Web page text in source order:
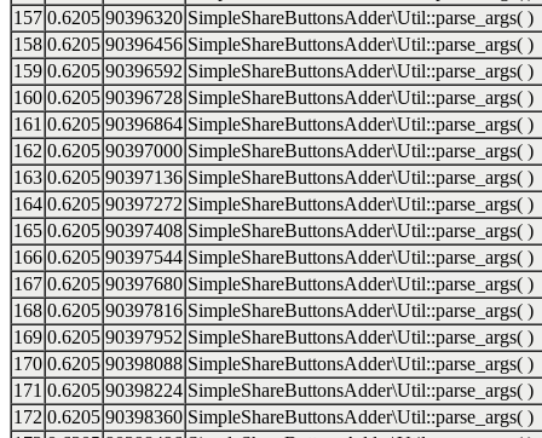
157 0.6205 90396320 SimpleShareButtonsAdder\Util::parse_args( )
158 0.6205 90396456 SimpleShareButtonsAdder\Util::parse_args( )
159 0.6205 90396592 SimpleShareButtonsAdder\Util::parse_args( )
160 0.6205 90396728 SimpleShareButtonsAdder\Util::parse_args( )
161 0.6205 90396864 SimpleShareButtonsAdder\Util::parse_args( )
162 0.6205 90397000 SimpleShareButtonsAdder\Util::parse_args( )
163 0.6205 90397136 SimpleShareButtonsAdder\Util::parse_args( )
164 0.6205 90397272 SimpleShareButtonsAdder\Util::parse_args( )
165 0.6205 90397408 SimpleShareButtonsAdder\Util::parse_args( )
166 0.6205 90397544 SimpleShareButtonsAdder\Util::parse_args( )
167 0.6205 90397680 SimpleShareButtonsAdder\Util::parse_args( )
168 0.6205 90397816 SimpleShareButtonsAdder\Util::parse_args( )
169 0.6205 90397952 SimpleShareButtonsAdder\Util::parse_args( )
170 0.6205 90398088 SimpleShareButtonsAdder\Util::parse_args( )
171 0.6205 90398224 SimpleShareButtonsAdder\Util::parse_args( )
172 0.6205 90398360 SimpleShareButtonsAdder\Util::parse_args( )